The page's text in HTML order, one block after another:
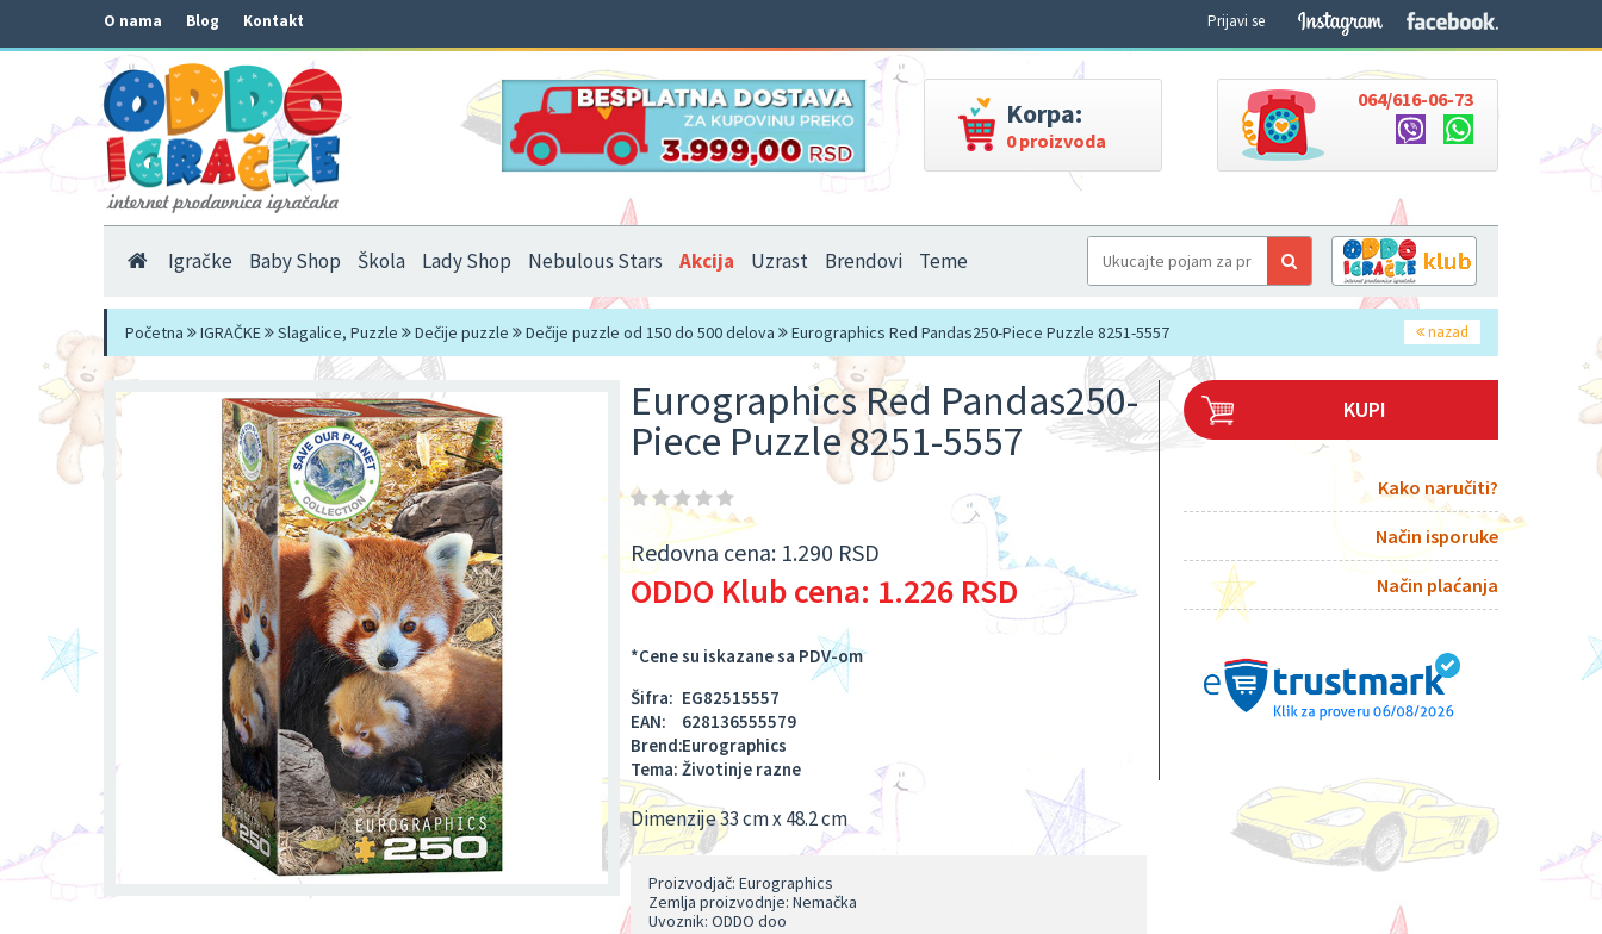
O nama Blog Kontakt Prijavi se
Korpa:
0 proizvoda
064/616-06-73
Igračke Baby Shop Škola Lady Shop Nebulous Stars Akcija Uzrast Brendovi Teme
Početna IGRAČKE Slagalice, Puzzle Dečije puzzle Dečije puzzle od 150 do 500 delova Eurographics Red Pandas250-Piece Puzzle 8251-5557 nazad
Eurographics Red Pandas250-
Piece Puzzle 8251-5557
Redovna cena: 1.290 RSD
ODDO Klub cena: 1.226 RSD
*Cene su iskazane sa PDV-om
Šifra: EG82515557
EAN:
628136555579
Brend:Eurographics
Tema: Životinje razne
Dimenzije 33 cm x 48.2 cm
Proizvodjač: Eurographics
Zemlja proizvodnje: Nemačka
Uvoznik: ODDO doo
KUPI
Kako naručiti?
Način isporuke
Način plaćanja